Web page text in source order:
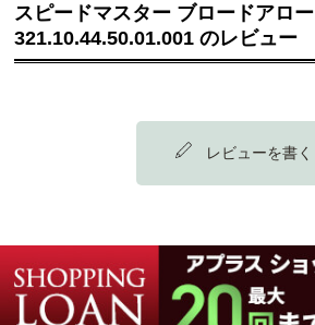
スピードマスター ブロードアロー
321.10.44.50.01.001 のレビュー
レビューを書く